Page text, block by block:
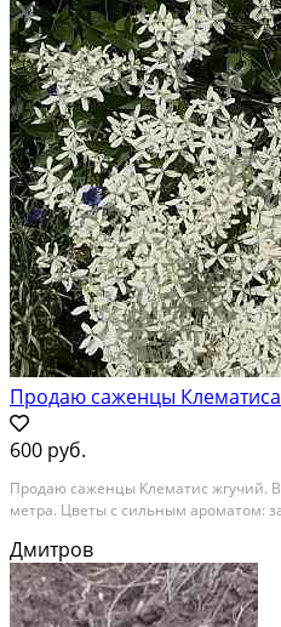
Продаю саженцы
600 руб.
Продаю саженцы Клематис жгучий.
метра. Цветы с сильным ароматом:
Дмитров